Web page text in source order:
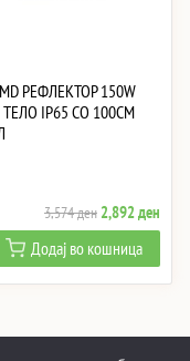
РЕФЛЕКТОР 150W
IP65 СО 100CM
3,574ден Original
price
was:
3,574 ден.
2,892ден
price
is:
Додај во кошница